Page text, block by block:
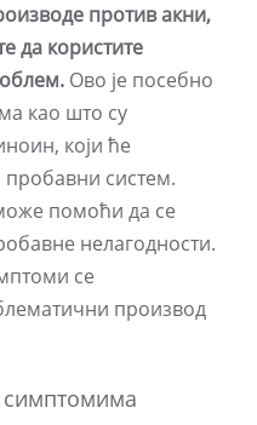
против акни,
да користите
Ово је посебно
као што су
који ће
систем.
помоћи да се
нелагодности.
се
производ